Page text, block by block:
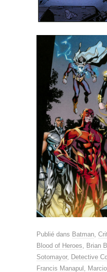
Publié dans Batman
Blood of Heroes
Brian
Sotomayor, Detective
Francis Manapul